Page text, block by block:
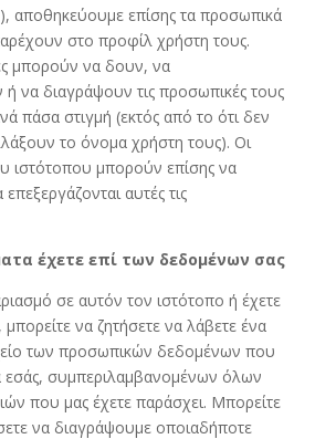
αποθηκεύουμε επίσης τα προσωπικά
στο προφίλ χρήστη τους.
μπορούν να δουν, να
ή να διαγράψουν τις προσωπικές τους
πάσα στιγμή (εκτός από το ότι δεν
το όνομα χρήστη τους). Οι
ιστότοπου μπορούν επίσης να
αυτές τις
έχετε επί των δεδομένων σας
σε αυτόν τον ιστότοπο ή έχετε
να ζητήσετε να λάβετε ένα
των προσωπικών δεδομένων που
εσάς, συμπεριλαμβανομένων όλων
που μας έχετε παράσχει. Μπορείτε
να διαγράψουμε οποιαδήποτε